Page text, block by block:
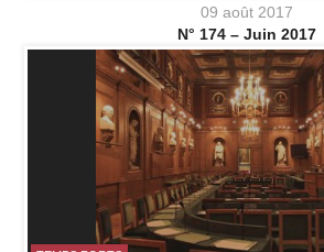
09 août 2017
N° 174 – Juin 2017